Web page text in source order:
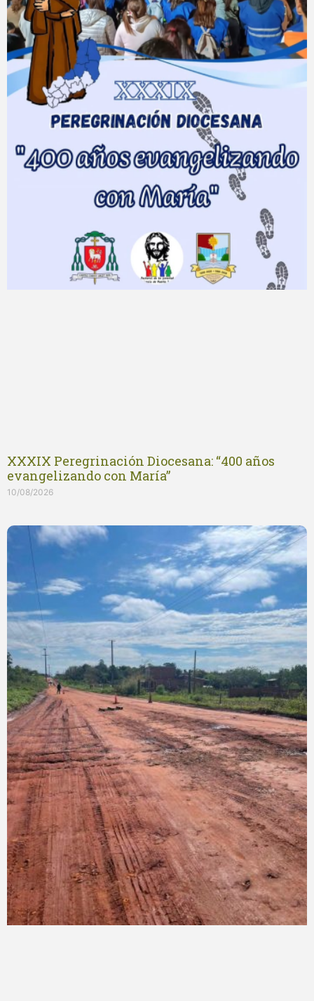
XXXIX Peregrinación Diocesana: “400 años
evangelizando con María”
10/08/2026